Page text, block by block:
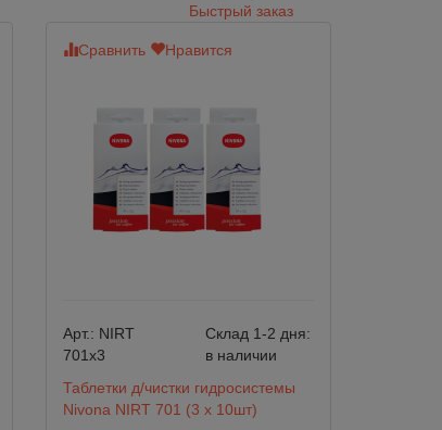
Быстрый заказ
Сравнить Нравится
Арт.: NIRT
701х3
Склад 1-2 дня:
в наличии
Таблетки д/чистки гидросистемы
Nivona NIRT 701 (3 х 10шт)